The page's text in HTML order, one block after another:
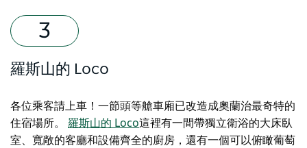
羅斯山的 Loco
各位乘客請上車！一節頭等艙車廂已改造成奧蘭治最奇特的
住宿場所。 羅斯山的 Loco這裡有一間帶獨立衛浴的大床臥
室、寬敞的客廳和設備齊全的廚房，還有一個可以俯瞰葡萄